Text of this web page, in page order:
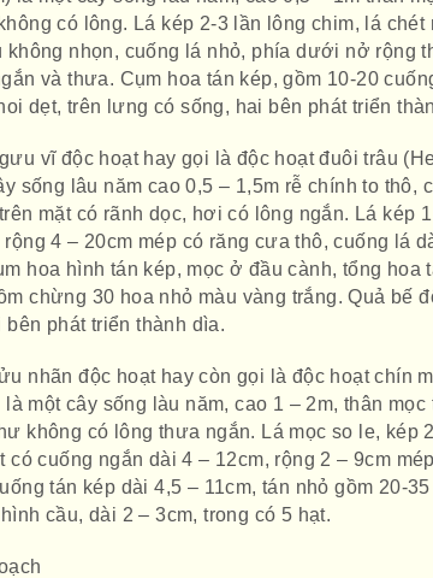
có lông. Lá kép 2-3 lần lông chim, lá
không nhọn, cuống lá nhỏ, phía dưới nở rộng
và thưa. Cụm hoa tán kép, gồm 10-20
dẹt, trên lưng có sống, hai bên phát triển
vĩ độc hoạt hay gọi là độc hoạt đuôi trâu
sống lâu năm cao 0,5 – 1,5m rễ chính to thô,
mặt có rãnh dọc, hơi có lông ngắn. Lá kép
rộng 4 – 20cm mép có răng cưa thô, cuống lá
hoa hình tán kép, mọc ở đầu cành, tổng hoa
chừng 30 hoa nhỏ màu vàng trắng. Quả bế
bên phát triển thành dìa.
nhãn độc hoạt hay còn gọi là độc hoạt chín
là một cây sống làu năm, cao 1 – 2m, thân
không có lông thưa ngắn. Lá mọc so le, kép
có cuống ngắn dài 4 – 12cm, rộng 2 – 9cm
tán kép dài 4,5 – 11cm, tán nhỏ gồm 20-
cầu, dài 2 – 3cm, trong có 5 hạt.